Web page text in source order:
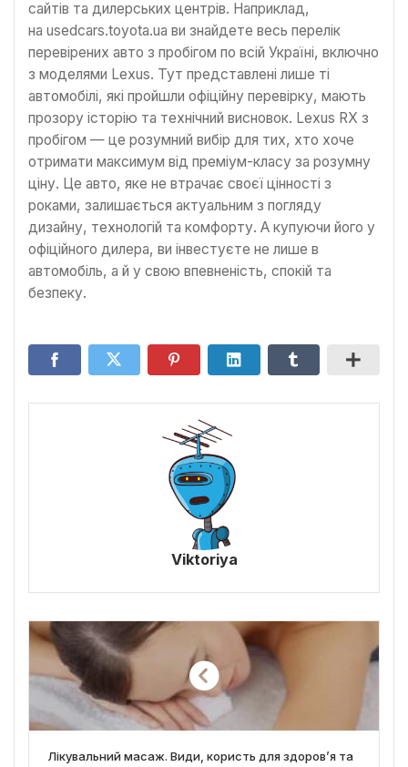
сайтів та дилерських центрів. Наприклад,
на usedcars.toyota.ua ви знайдете весь перелік
перевірених авто з пробігом по всій Україні, включно
з моделями Lexus. Тут представлені лише ті
автомобілі, які пройшли офіційну перевірку, мають
прозору історію та технічний висновок. Lexus RX з
пробігом — це розумний вибір для тих, хто хоче
отримати максимум від преміум-класу за розумну
ціну. Це авто, яке не втрачає своєї цінності з
роками, залишається актуальним з погляду
дизайну, технологій та комфорту. А купуючи його у
офіційного дилера, ви інвестуєте не лише в
автомобіль, а й у свою впевненість, спокій та
безпеку.
Viktoriya
Лікувальний масаж. Види, користь для здоров’я та